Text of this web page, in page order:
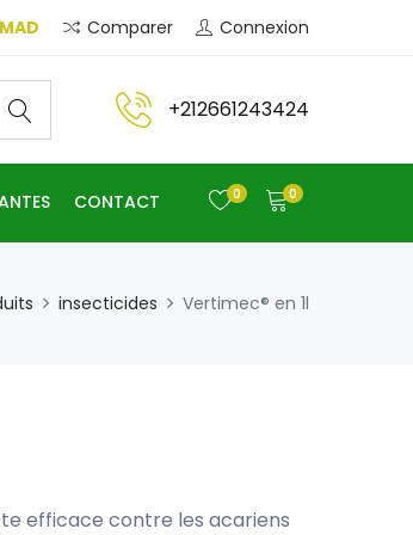
MAD Comparer Connexion
+212661243424
CONTACT 0 0
insecticides Vertimec® en 1l
efficace contre les acariens